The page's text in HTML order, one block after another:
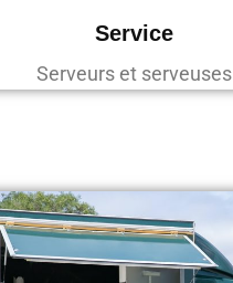
Service
Serveurs et serveuses